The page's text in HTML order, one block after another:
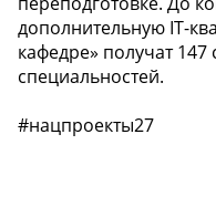
дополнительную IT-
кафедре» получат
специальностей.
#нацпроекты27